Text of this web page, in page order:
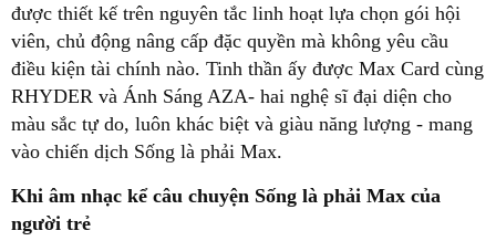
được thiết kế trên nguyên tắc linh hoạt lựa chọn gói hội
viên, chủ động nâng cấp đặc quyền mà không yêu cầu
điều kiện tài chính nào. Tinh thần ấy được Max Card cùng
RHYDER và Ánh Sáng AZA- hai nghệ sĩ đại diện cho
màu sắc tự do, luôn khác biệt và giàu năng lượng - mang
vào chiến dịch Sống là phải Max.
Khi âm nhạc kể câu chuyện Sống là phải Max của
người trẻ